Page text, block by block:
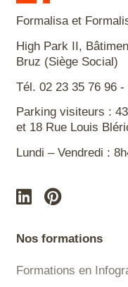
Formalisa et
High Park II,
Bruz (Siège Social)
Tél. 02 23 35 76 96
Parking visiteurs :
et 18 Rue Louis
Lundi – Vendredi :
Nos formations
Formations en